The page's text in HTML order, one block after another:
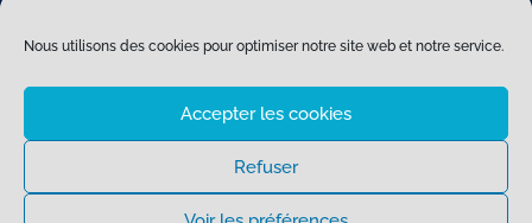
Nous utilisons des cookies pour optimiser notre site web et notre service.
Accepter les cookies
Refuser
Copyright © 2026 International Yacht Club de Hyères |